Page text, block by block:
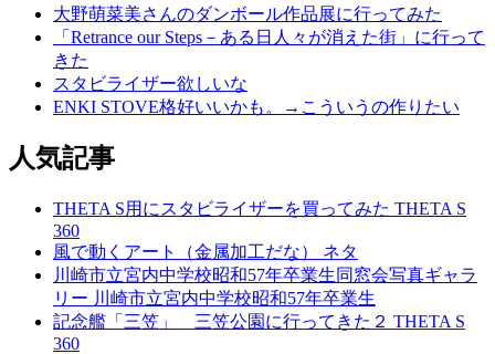
ク
大野萌菜美さんのダンボール作品展に行ってみた
「Retrance our Steps－ある日人々が消えた街」に行って
きた
スタビライザー欲しいな
ENKI STOVE格好いいかも。→こういうの作りたい
人気記事
THETA S用にスタビライザーを買ってみた THETA S
360
風で動くアート（金属加工だな） ネタ
川崎市立宮内中学校昭和57年卒業生同窓会写真ギャラ
リー 川崎市立宮内中学校昭和57年卒業生
記念艦「三笠」 三笠公園に行ってきた２ THETA S
360